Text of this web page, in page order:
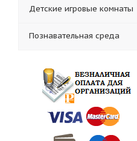
Детские игровые комнаты
Познавательная среда